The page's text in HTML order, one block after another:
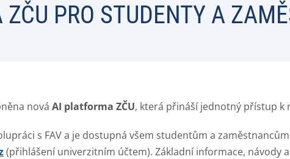
PRO STUDENTY A
nová AI platforma ZČU, která přináší jednotný přístup
s FAV a je dostupná všem studentům a
(přihlášení univerzitním účtem). Základní informace, návody